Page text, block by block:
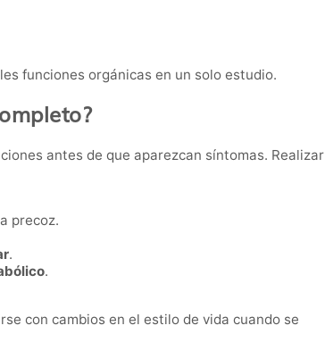
funciones orgánicas en un solo estudio.
antes de que aparezcan síntomas. Realizar
precoz.
.
.
con cambios en el estilo de vida cuando se